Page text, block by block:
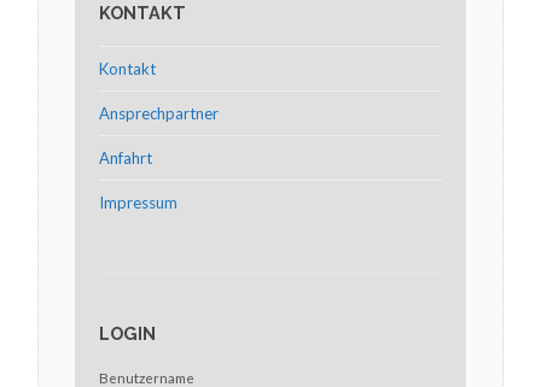
KONTAKT
Kontakt
Ansprechpartner
Anfahrt
Impressum
LOGIN
Benutzername